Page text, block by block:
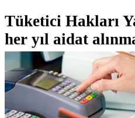
Tüketici Hakları
her yıl aidat